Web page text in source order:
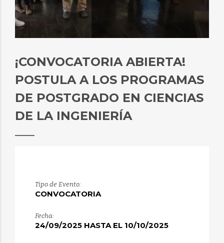
¡CONVOCATORIA ABIERTA!
POSTULA A LOS PROGRAMAS
DE POSTGRADO EN CIENCIAS
DE LA INGENIERÍA
Tipo de Evento:
CONVOCATORIA
Fecha:
24/09/2025 HASTA EL 10/10/2025